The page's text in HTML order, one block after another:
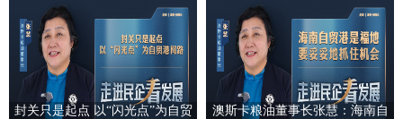
封关只是起点 以“闪光点”为自贸
澳斯卡粮油董事长张慧：海南自